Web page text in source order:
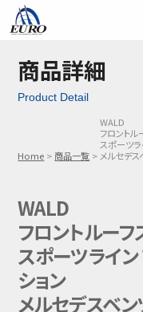
ご利用方法
メール問い合わせ
商品詳細
Product Detail
Home 商品一覧
WALD
フロントル
スポーツラ
メルセデ
WALD
フロントルー
スポーツライン
ション
メルセデスベ